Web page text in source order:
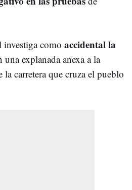
como accidental la
una explanada anexa a la
carretera que cruza el pueblo